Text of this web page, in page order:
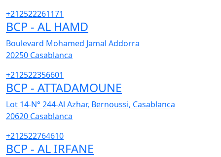
+212522261171
BCP - AL HAMD
Boulevard Mohamed Jamal Addorra
20250 Casablanca
+212522356601
BCP - ATTADAMOUNE
Lot 14-N° 244-Al Azhar, Bernoussi, Casablanca
20620 Casablanca
+212522764610
BCP - AL IRFANE